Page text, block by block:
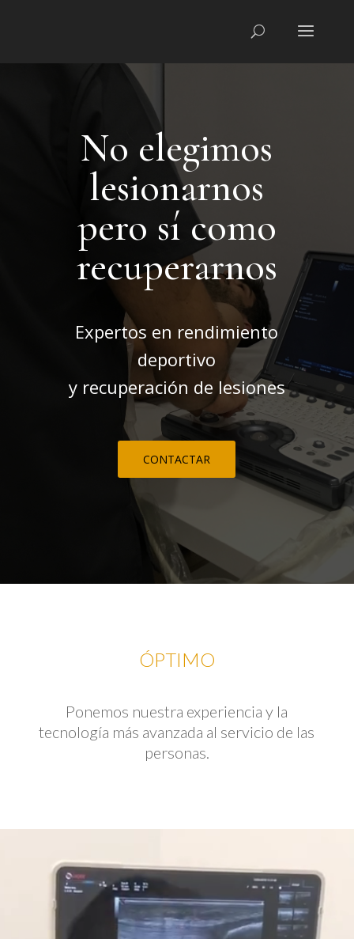
No elegimos
lesionarnos
pero sí como
recuperarnos
Expertos en rendimiento
deportivo
y recuperación de lesiones
CONTACTAR
ÓPTIMO
Ponemos nuestra experiencia y la
tecnología más avanzada al servicio de las
personas.